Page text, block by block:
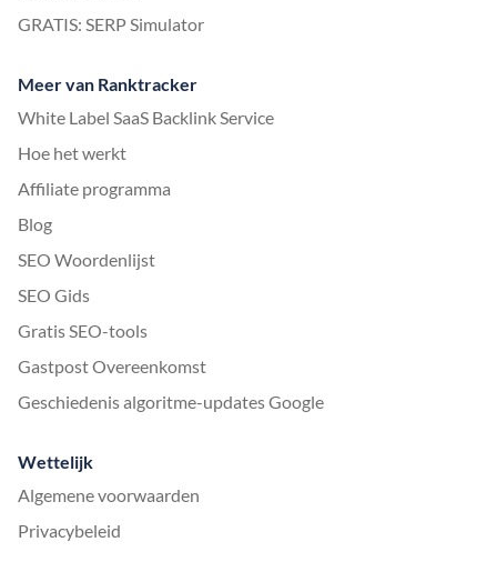
GRATIS: SERP Simulator
Meer van Ranktracker
White Label SaaS Backlink Service
Hoe het werkt
Affiliate programma
Blog
SEO Woordenlijst
SEO Gids
Gratis SEO-tools
Gastpost Overeenkomst
Geschiedenis algoritme-updates Google
Wettelijk
Algemene voorwaarden
Privacybeleid